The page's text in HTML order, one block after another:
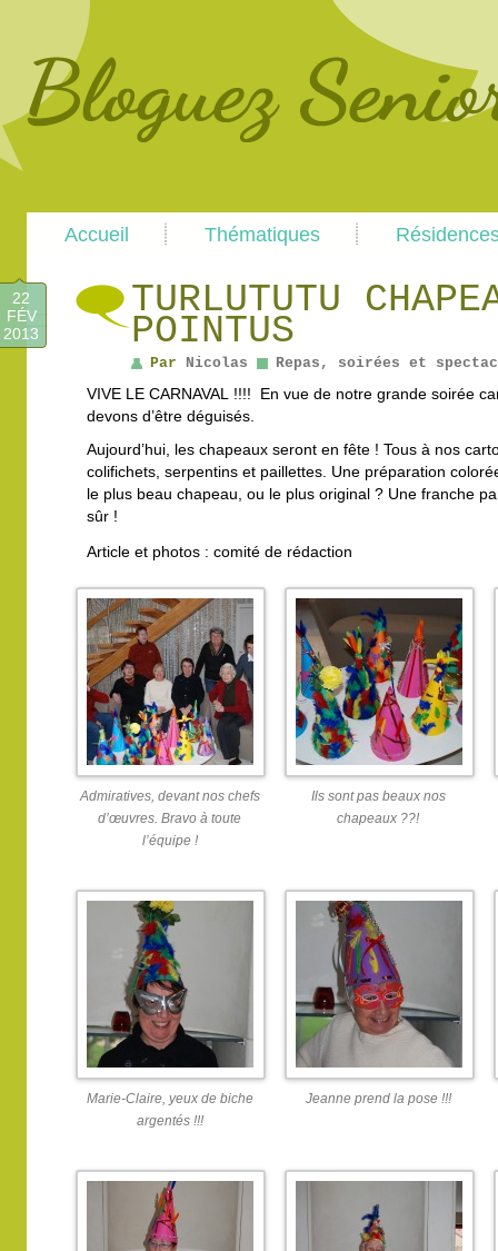
menuAccueil Thématiques
TURLUTUTU
POINTUS
22
FÉV
2013
Par Nicolas Repas, soirées et
VIVE LE CARNAVAL !!!! En vue de notre grande soirée
devons d’être déguisés.
Aujourd’hui, les chapeaux seront en fête ! Tous à nos
colifichets, serpentins et paillettes. Une préparation
le plus beau chapeau, ou le plus original ? Une franche
sûr !
Article et photos : comité de rédaction
Admiratives, devant nos chefs
d’œuvres. Bravo à toute
l’équipe !
Ils sont pas beaux nos
chapeaux ??!
Marie-Claire, yeux de biche
argentés !!!
Jeanne prend la pose !!!